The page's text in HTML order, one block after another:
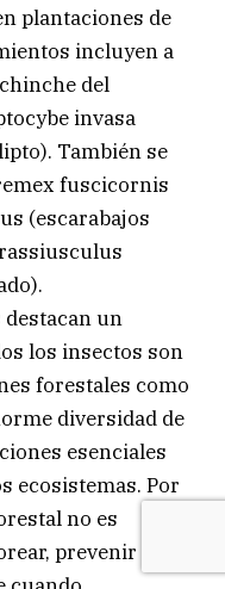
plantaciones de
incluyen a
del
invasa
También se
fuscicornis
(escarabajos
destacan un
los insectos son
forestales como
diversidad de
esenciales
ecosistemas. Por
no es
prevenir y